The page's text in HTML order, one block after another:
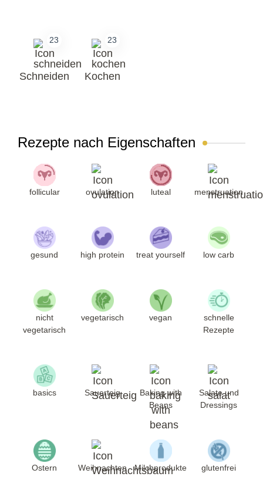
23
Schneiden
23
Kochen
Rezepte nach Eigenschaften
follicular ovulation luteal menstruation
gesund high protein treat yourself low carb
nicht
vegetarisch
vegetarisch vegan
schnelle
Rezepte
basics Sauerteig
Baking with
Beans
Salate und
Dressings
Ostern Weihnachten Milchprodukte glutenfrei